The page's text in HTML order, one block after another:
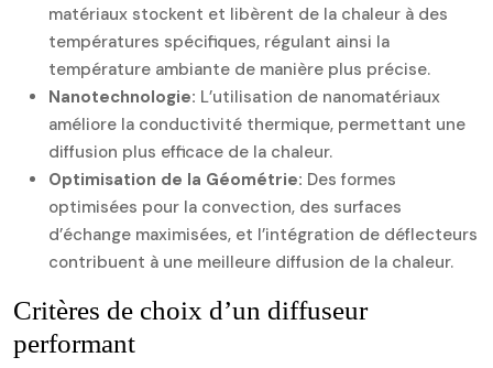
matériaux stockent et libèrent de la chaleur à des
températures spécifiques, régulant ainsi la
température ambiante de manière plus précise.
Nanotechnologie: L’utilisation de nanomatériaux
améliore la conductivité thermique, permettant une
diffusion plus efficace de la chaleur.
Optimisation de la Géométrie: Des formes
optimisées pour la convection, des surfaces
d’échange maximisées, et l’intégration de déflecteurs
contribuent à une meilleure diffusion de la chaleur.
Critères de choix d’un diffuseur
performant